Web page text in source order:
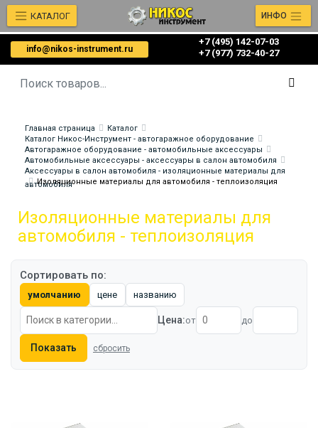
info@nikos-instrument.ru
+7 (495) 142-07-03
‎‎+7 (977) 732-40-27
КАТАЛОГ ИНФО
Главная страница
Каталог
Каталог Никос-Инструмент - автогаражное оборудование
Автогаражное оборудование - автомобильные аксессуары
Автомобильные аксессуары - аксессуары в салон автомобиля
Аксессуары в салон автомобиля - изоляционные материалы для
автомобиля
Изоляционные материалы для автомобиля - теплоизоляция
Изоляционные материалы для
автомобиля - теплоизоляция
Сортировать по:
умолчанию цене названию
Цена:от до
Показать сбросить